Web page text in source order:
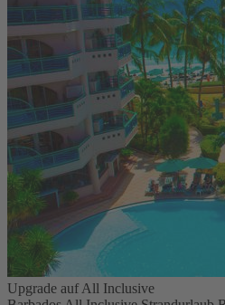
Upgrade auf All Inclusive